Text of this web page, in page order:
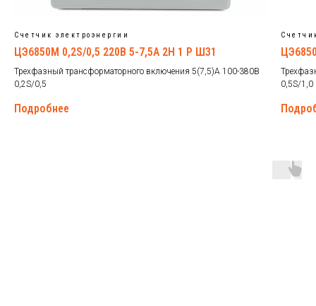
Счетчик электроэнергии
ЦЭ6850М 0,2S/0,5 220В 5-7,5А 2Н 1 Р Ш31
Трехфазный трансформаторного включения 5(7,5)А 100-380В
0,2S/0,5
Подробнее
0,5S/1,0